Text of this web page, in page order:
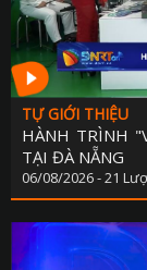
TỰ GIỚI THIỆU
HÀNH TRÌNH
TẠI ĐÀ NẴNG
06/08/2026 - 21